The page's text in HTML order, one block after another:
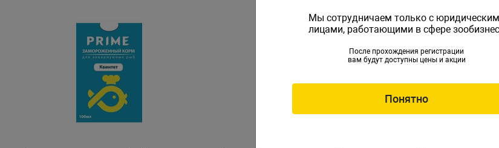
Мы сотрудничаем только с
лицами, работающими в сфере
После прохождения регистрации
вам будут доступны цены и акции
Понятно